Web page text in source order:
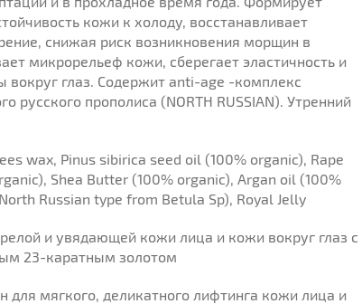
кожи к холоду, восстанавливает
снижая риск возникновения морщин в
микрорельеф кожи, сберегает эластичность и
вокруг глаз. Содержит anti-age -комплекс
русского прополиса (NORTH RUSSIAN). Утренний
wax, Pinus sibirica seed oil (100% organic), Rape
Shea Butter (100% organic), Argan oil (100%
Russian type from Betula Sp), Royal Jelly
и увядающей кожи лица и кожи вокруг глаз с
23-каратным золотом
для мягкого, деликатного лифтинга кожи лица и